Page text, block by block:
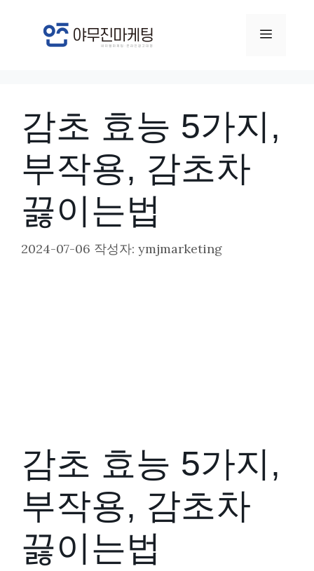
메
감초 효능 5가지,
부작용, 감초차
끓이는법
2024-07-06 작성자: ymjmarketing
감초 효능 5가지,
부작용, 감초차
끓이는법